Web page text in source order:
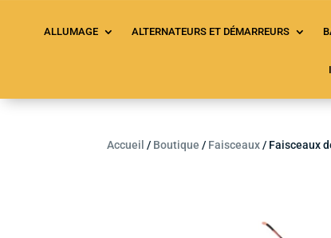
ALLUMAGE ALTERNATEURS ET DÉMARREURS
Accueil / Boutique / Faisceaux/ Faisceaux